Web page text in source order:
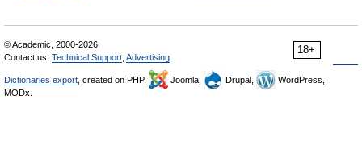
18+
© Academic, 2000-2026
Contact us: Technical Support Advertising
Dictionaries export , created on PHP, Joomla, Drupal,
WordPress,
MODx.